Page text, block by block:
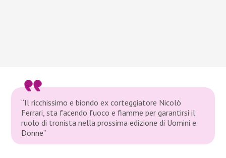
“Il ricchissimo e biondo ex corteggiatore Nicolò
Ferrari, sta facendo fuoco e fiamme per garantirsi il
ruolo di tronista nella prossima edizione di Uomini e
Donne”